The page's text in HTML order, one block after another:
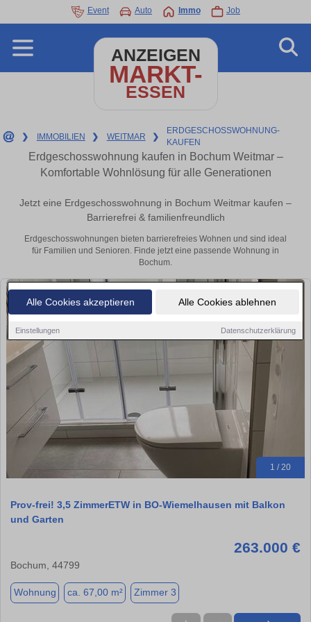
Alle Cookies akzeptieren Alle Cookies ablehnen
Einstellungen Datenschutzerklärung
Event Auto Immo Job
ANZEIGEN
MARKT-
ESSEN
❯ IMMOBILIEN ❯ WEITMAR ❯
ERDGESCHOSSWOHNUNG-
KAUFEN
Erdgeschosswohnung kaufen in Bochum Weitmar –
Komfortable Wohnlösung für alle Generationen
Jetzt eine Erdgeschosswohnung in Bochum Weitmar kaufen –
Barrierefrei & familienfreundlich
Erdgeschosswohnungen bieten barrierefreies Wohnen und sind ideal
für Familien und Senioren. Finde jetzt eine passende Wohnung in
Bochum.
1 / 20
Prov-frei! 3,5 ZimmerETW in BO-Wiemelhausen mit Balkon
und Garten
263.000 €
Bochum, 44799
Wohnung ca. 67,00 m² Zimmer 3